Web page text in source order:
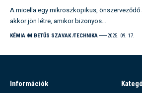
A micella egy mikroszkopikus, önszerveződő
akkor jön létre, amikor bizonyos…
KÉMIA M BETŰS SZAVAK TECHNIKA 2025. 09. 17.
Információk